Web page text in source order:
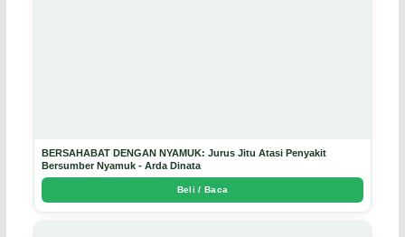
BERSAHABAT DENGAN NYAMUK: Jurus Jitu Atasi Penyakit
Bersumber Nyamuk - Arda Dinata
Beli / Baca